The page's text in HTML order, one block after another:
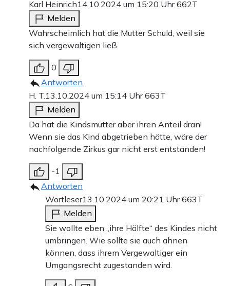
Karl Heinrich14.10.2024 um 15:20 Uhr662T
Melden
Wahrscheimlich hat die Mutter Schuld, weil sie
sich vergewaltigen ließ.
0
Antworten
H. T. 13.10.2024 um 15:14 Uhr663T
Melden
Da hat die Kindsmutter aber ihren Anteil dran!
Wenn sie das Kind abgetrieben hätte, wäre der
nachfolgende Zirkus gar nicht erst entstanden!
-1
Antworten
Wortleser13.10.2024 um 20:21 Uhr663T
Melden
Sie wollte eben „ihre Hälfte“ des Kindes nicht
umbringen. Wie sollte sie auch ahnen
können, dass ihrem Vergewaltiger ein
Umgangsrecht zugestanden wird.